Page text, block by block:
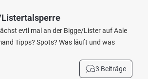
evtl mal an der Bigge/Lister auf Aale
Tipps? Spots? Was läuft und was
3 Beiträge